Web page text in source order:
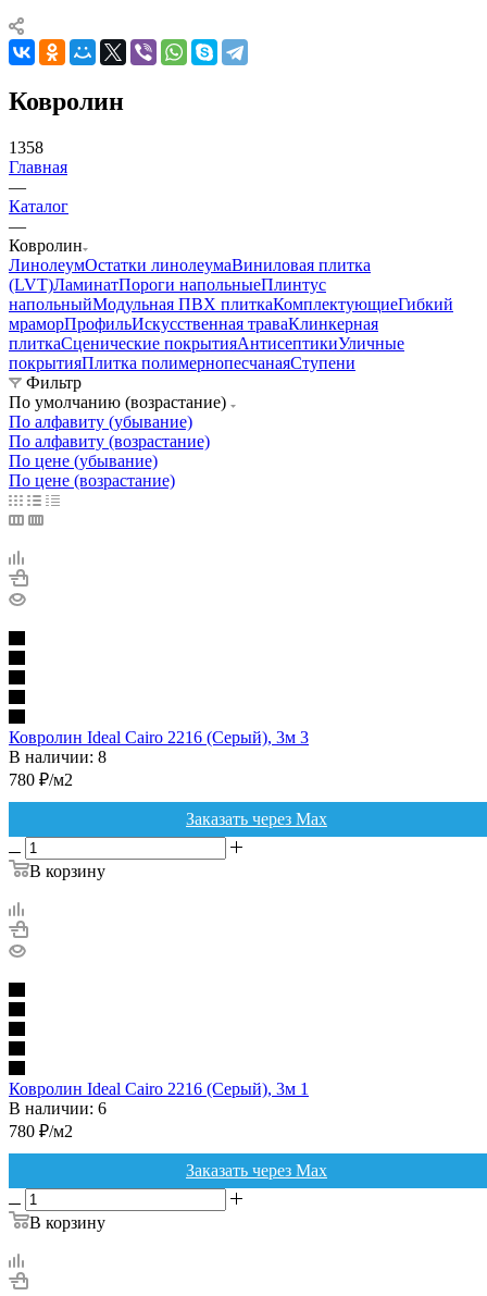
Ковролин
1358
Главная
—
Каталог
—
Ковролин
ЛинолеумОстатки линолеумаВиниловая плитка
(LVT)ЛаминатПороги напольныеПлинтус
напольныйМодульная ПВХ плиткаКомплектующиеГибкий
мраморПрофильИскусственная траваКлинкерная
плиткаСценические покрытияАнтисептикиУличные
покрытияПлитка полимернопесчанаяСтупени
Фильтр
По умолчанию (возрастание)
По алфавиту (убывание)
По алфавиту (возрастание)
По цене (убывание)
По цене (возрастание)
Ковролин Ideal Cairo 2216 (Серый), 3м 3
В наличии: 8
780 ₽/м2
Заказать через Max
В корзину
Ковролин Ideal Cairo 2216 (Серый), 3м 1
В наличии: 6
780 ₽/м2
Заказать через Max
В корзину